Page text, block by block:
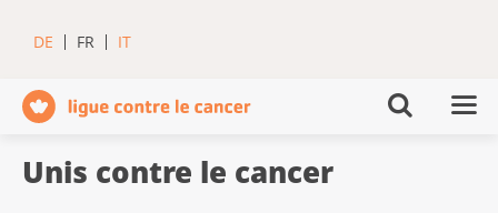
DE FR IT
Unis contre le cancer